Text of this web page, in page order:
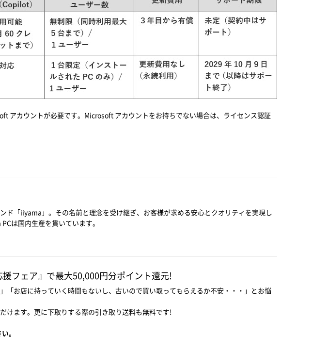
アカウントが必要です。Microsoft アカウントをお持ちでない場合は、ライセンス認証
「iiyama」。その名前と理念を受け継ぎ、お客様が求める安心とクオリティを実現し
は国内生産を貫いています。
フェア』で最大50,000円分ポイント還元!
「お店に持っていく時間もないし、古いので買い取ってもらえるか不安・・・」とお悩
けます。更に下取りする際の引き取り送料も無料です!
。